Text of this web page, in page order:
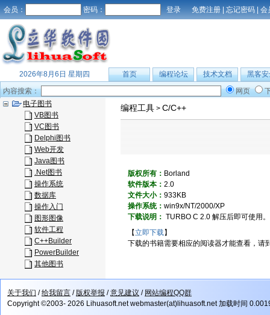
会员： 密码： 免费注册 | 忘记密码 | 会
2026年8月6日 星期四 首页 编程论坛 技术文档
黑客安
内容搜索：
网页
电子图书
VB图书
VC图书
Delphi图书
Web开发
Java图书
.Net图书
操作系统
数据库
操作入门
图形图像
软件工程
C++Builder
PowerBuilder
其他图书
编程工具 > C/C++
版权所有： Borland
软件版本： 2.0
文件大小： 933KB
操作系统： win9x/NT/2000/XP
下载说明： TURBO C 2.0 解压后即可使用。
【立即下载】
下载的书籍需要相应的阅读器才能查看，
关于我们 /给我留言 /版权举报 /意见建议 / 网站编程QQ群
Copyright ©2003- 2026 Lihuasoft.net webmaster(at)lihuasoft.net 加载时间